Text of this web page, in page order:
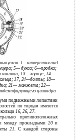
1—отверстия под
5— букса; 6—пробка;
13— корпус; 14—
17, 24—болты; 18—
21— манжета; 22—
цилиндра
подвижными лопастями
по торцам имеются
16, 26, 27.
противоположных
между прокладками20и
21. С каждой стороны